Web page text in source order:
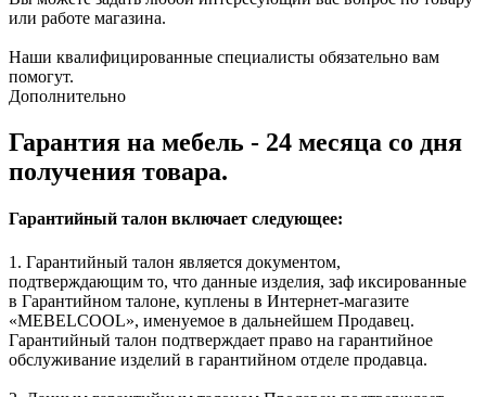
или работе магазина.
Наши квалифицированные специалисты обязательно вам
помогут.
Дополнительно
Гарантия на мебель - 24 месяца со дня
получения товара.
Гарантийный талон включает следующее:
1. Гарантийный талон является документом,
подтверждающим то, что данные изделия, заф иксированные
в Гарантийном талоне, куплены в Интернет-магазите
«MEBELCOOL», именуемое в дальнейшем Продавец.
Гарантийный талон подтверждает право на гарантийное
обслуживание изделий в гарантийном отделе продавца.